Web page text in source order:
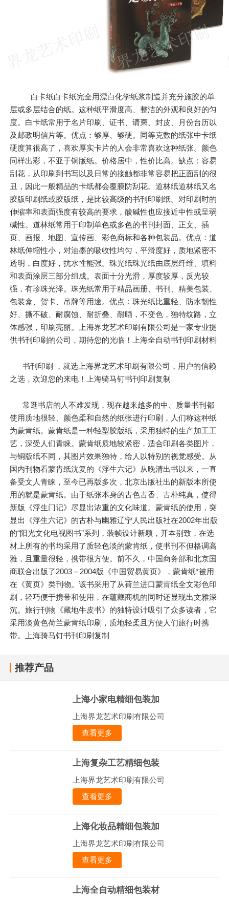
白卡纸白卡纸完全用漂白化学纸浆制造并充分施胶的单
层或多层结合的纸。这种纸平滑度高、整洁的外观和良好的匀
度。白卡纸常用于名片印刷、证书、请柬、封皮、月份台历以
及邮政明信片等。优点：够厚、够硬。同等克数的纸张中卡纸
硬度算很高了，喜欢厚实卡片的人会非常喜欢这种纸张。颜色
同样出彩，不亚于铜版纸。价格居中，性价比高。缺点：容易
刮花，从印刷到书写以及日常的接触都非常容易把正面刮的很
丑，因此一般精品的卡纸都会覆膜防刮花。道林纸道林纸又名
胶版印刷纸或胶版纸，是比较高级的书刊印刷纸。对印刷时的
伸缩率和表面强度有较高的要求，酸碱性也应接近中性或呈弱
碱性。道林纸常用于印制单色或多色的书刊封面、正文、插
页、画报、地图、宣传画、彩色商标和各种包装品。优点：道
林纸伸缩性小，对油墨的吸收性均匀，平滑度好，质地紧密不
透明，白度好，抗水性能强。珠光纸珠光纸由底层纤维、填料
和表面涂层三部分组成。表面十分光滑，厚度较厚，反光较
强，有珍珠光泽。珠光纸常用于精品画册、书刊、精美包装、
包装盒、贺卡、吊牌等用途。优点：珠光纸比重轻、防水韧性
好、撕不破、耐腐蚀、耐折叠、耐晒，不变色，独特纹路，立
体感强，印刷亮丽。上海界龙艺术印刷有限公司是一家专业提
供书刊印刷的公司，期待您的光临！上海全自动书刊印刷材料
书刊印刷 ，就选上海界龙艺术印刷有限公司，用户的信赖
之选，欢迎您的来电！上海骑马钉书刊印刷复制
常逛书店的人不难发现，现在越来越多的中、质量书刊都
使用质地很轻、颜色柔和自然的纸张进行印刷，人们称这种纸
为蒙肯纸。蒙肯纸是一种轻型胶版纸，采用独特的生产加工工
艺，深受人们青睐。蒙肯纸质地较紧密，适合印刷各类图片，
与铜版纸不同，其图片效果独特，给人以特别的视觉感受。从
国内刊物看蒙肯纸沈复的《浮生六记》从晚清出书以来，一直
备受文人青睐，至今已再版多次，北京出版社出的新版本所使
用的就是蒙肯纸。由于纸张本身的古色古香、古朴纯真，使得
新版《浮生门记》尽显出浓重的文化味道。蒙肯纸的使用，突
显出《浮生六记》的古朴与幽雅辽宁人民出版社在2002年出版
的“阳光文化电视图书”系列，装帧设计新颖，开本别致，在选
材上所有的书均采用了质轻色淡的蒙肯纸，使书刊不但格调高
雅，且重量很轻，携带很方便。前不久，中国商务部和北京国
商联合出版了2003－2004版《中国贸易黄页》，蒙肯纸*被用
在《黄页》类刊物。该书采用了从荷兰进口蒙肯纸全文彩色印
刷，轻巧便于携带和使用，在蕴藏商机的同时还显现出文雅深
沉。旅行刊物《藏地牛皮书》的独特设计吸引了众多读者，它
采用淡黄色荷兰蒙肯纸印刷，质地轻柔且方便人们旅行时携
带。上海骑马钉书刊印刷复制
推荐产品
上海小家电精细包装加
上海界龙艺术印刷有限公司
查看更多
上海复杂工艺精细包装
上海界龙艺术印刷有限公司
查看更多
上海化妆品精细包装加
上海界龙艺术印刷有限公司
查看更多
上海全自动精细包装材